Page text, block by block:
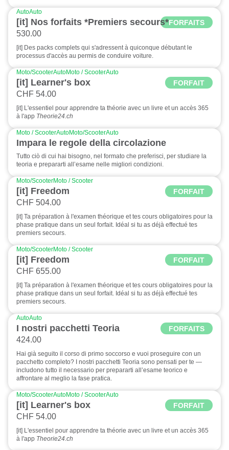
FORFAITS
AutoAuto
[it] Nos forfaits *Premiers secours*
530.00
[it] Des packs complets qui s'adressent à quiconque débutant le
processus d'accès au permis de conduire voiture.
FORFAIT
Moto/ScooterAutoMoto / ScooterAuto
[it] Learner's box
CHF 54.00
[it] L'essentiel pour apprendre ta théorie avec un livre et un accès 365
à l'app Theorie24.ch
Moto / ScooterAutoMoto/ScooterAuto
Impara le regole della circolazione
Tutto ciò di cui hai bisogno, nel formato che preferisci, per studiare la
teoria e prepararti all’esame nelle migliori condizioni.
FORFAIT
Moto/ScooterMoto / Scooter
[it] Freedom
CHF 504.00
[it] Ta préparation à l'examen théorique et tes cours obligatoires pour la
phase pratique dans un seul forfait. Idéal si tu as déjà effectué tes
premiers secours.
FORFAIT
Moto/ScooterMoto / Scooter
[it] Freedom
CHF 655.00
[it] Ta préparation à l'examen théorique et tes cours obligatoires pour la
phase pratique dans un seul forfait. Idéal si tu as déjà effectué tes
premiers secours.
FORFAITS
AutoAuto
I nostri pacchetti Teoria
424.00
Hai già seguito il corso di primo soccorso e vuoi proseguire con un
pacchetto completo? I nostri pacchetti Teoria sono pensati per te —
includono tutto il necessario per prepararti all’esame teorico e
affrontare al meglio la fase pratica.
FORFAIT
Moto/ScooterAutoMoto / ScooterAuto
[it] Learner's box
CHF 54.00
[it] L'essentiel pour apprendre ta théorie avec un livre et un accès 365
à l'app Theorie24.ch